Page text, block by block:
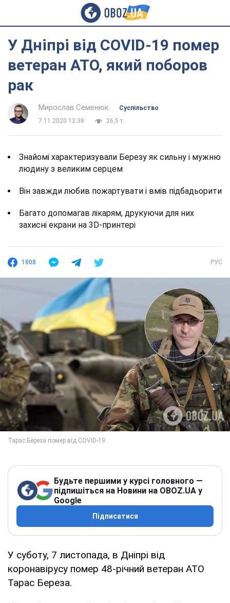
У Дніпрі від COVID-19 помер
ветеран АТО, який поборов
рак
Мирослав Семенюк
Суспільство
7.11.2020 12:38
26,5 т.
Знайомі характеризували Березу як сильну і мужню
людину з великим серцем
Він завжди любив пожартувати і вмів підбадьорити
Багато допомагав лікарям, друкуючи для них
захисні екрани на 3D-принтері
1808 РУС
Будьте першими у курсі головного —
підпишіться на Новини на OBOZ.UA у
Google
Підписатися
У суботу, 7 листопада, в Дніпрі від
коронавірусу помер 48-річний ветеран АТО
Тарас Береза.